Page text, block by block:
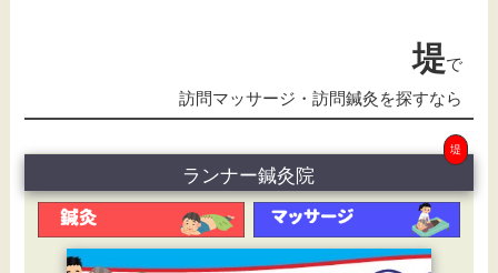
堤で
訪問マッサージ・訪問鍼灸を探すなら
堤
ランナー鍼灸院